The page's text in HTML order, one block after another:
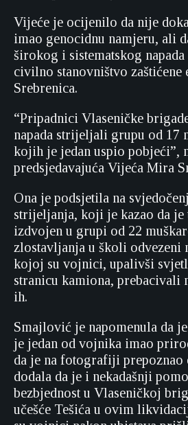
Vijeće je ocijenilo da nije
imao genocidnu namjeru, ali
širokog i sistematskog napada
civilno stanovništvo zaštićene
Srebrenica.
“Pripadnici Vlaseničke
napada strijeljali grupu od 17
kojih je jedan uspio pobjeći”,
predsjedavajuća Vijeća Mira
Ona je podsjetila na
strijeljanja, koji je kazao da je
izdvojen u grupi od 22
zlostavljanja u školi odvezeni
kojoj su vojnici, upalivši
stranicu kamiona, prebacivali
ih.
Smajlović je napomenula da
je jedan od vojnika imao
da je na fotografiji prepoznao
dodala da je i nekadašnji
bezbjednost u Vlaseničkoj
učešće Tešića u ovim